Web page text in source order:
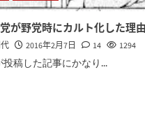
が野党時にカルト化した理
2016年2月7日 14 1294
投稿した記事にかなり...